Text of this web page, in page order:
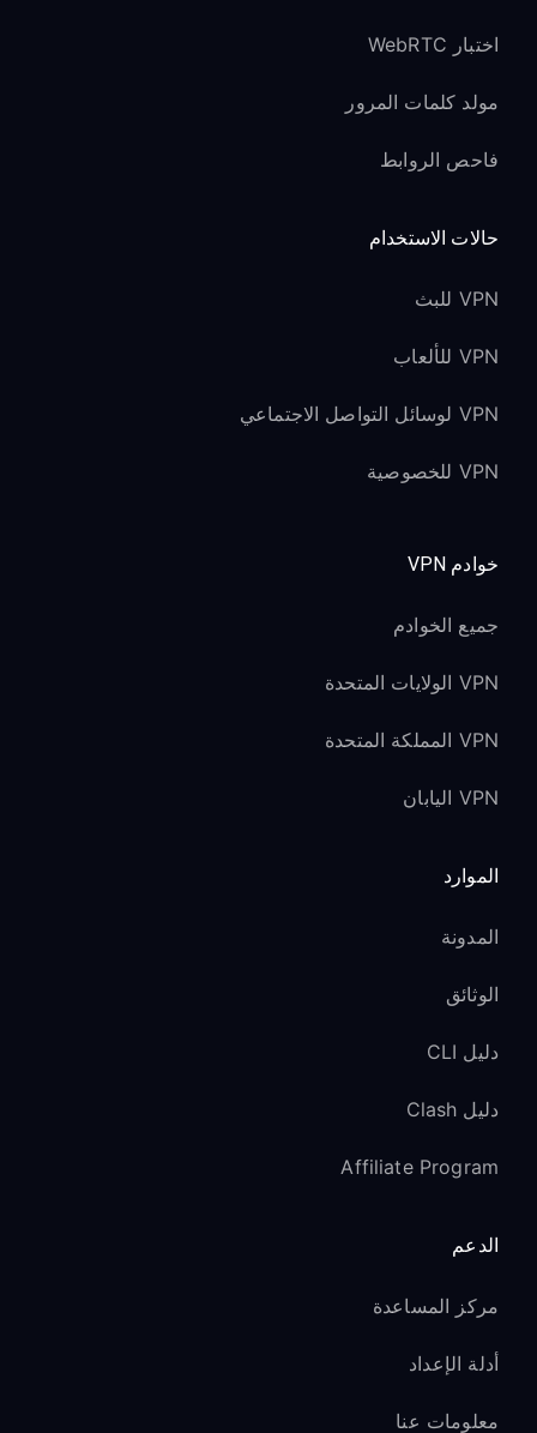
اختبار WebRTC
مولد كلمات المرور
فاحص الروابط
حالات الاستخدام
VPN للبث
VPN للألعاب
VPN لوسائل التواصل الاجتماعي
VPN للخصوصية
خوادم VPN
جميع الخوادم
VPN الولايات المتحدة
VPN المملكة المتحدة
VPN اليابان
الموارد
المدونة
الوثائق
دليل CLI
دليل Clash
Affiliate Program
الدعم
مركز المساعدة
أدلة الإعداد
معلومات عنا